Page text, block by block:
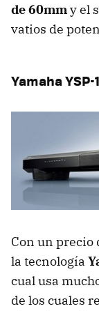
de 60mmy el
vatios de
Yamaha YSP-
Con un precio
la tecnología
cual usa
de los cuales